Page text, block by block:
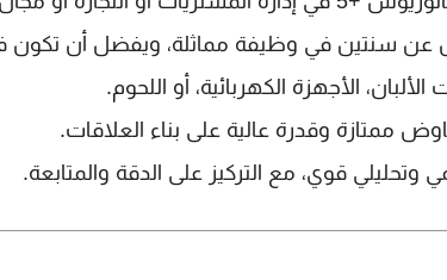
عن سنتين في وظيفة مماثلة، ويفضل أن تكون
الألبان، الأجهزة الكهربائية، أو اللحوم.
ممتازة وقدرة عالية على بناء العلاقات.
وتحليلي قوي، مع التركيز على الدقة والمتابعة.